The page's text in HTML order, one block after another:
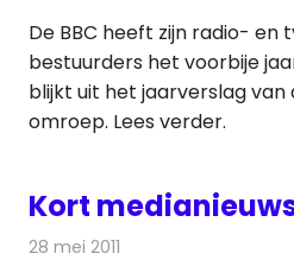
De BBC heeft zijn radio- en
bestuurders het voorbije
blijkt uit het jaarverslag van
omroep. Lees verder.
Kort medianieuws
28 mei 2011